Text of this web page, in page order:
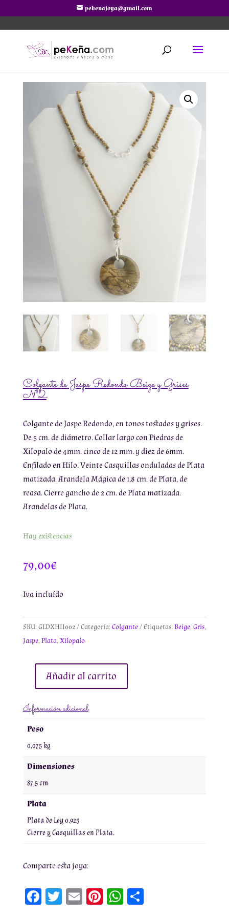
pekenajoya@gmail.com
Colgante de Jaspe Redondo Beige y Grises
Nº2
Colgante de Jaspe Redondo, en tonos tostados y grises.
De 5 cm. de diámetro. Collar largo con Piedras de
Xilopalo de 4mm. cinco de 12 mm. y diez de 6mm.
Enfilado en Hilo. Veinte Casquillas onduladas de Plata
matizada. Arandela Mágica de 1,8 cm. de Plata, de
reasa. Cierre gancho de 2 cm. de Plata matizada.
Arandelas de Plata.
Hay existencias
79,00€
Iva incluído
SKU: GLDXHII002 Categoría: Colgante Etiquetas: Beige, Gris,
Jaspe, Plata, Xilopalo
Colgante
Jaspe
Redondo
Grises
Nº2
cantidad
Añadir al carrito
Información adicional
Peso
0,075 kg
Dimensiones
87,5 cm
Plata
Plata de Ley 0.925
Cierre y Casquillas en Plata.
Comparte esta joya:
FaT E Pi W Co